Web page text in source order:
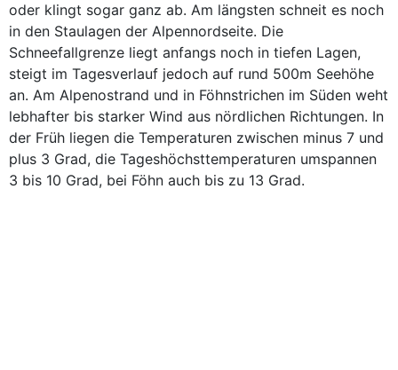
oder klingt sogar ganz ab. Am längsten schneit es noch
in den Staulagen der Alpennordseite. Die
Schneefallgrenze liegt anfangs noch in tiefen Lagen,
steigt im Tagesverlauf jedoch auf rund 500m Seehöhe
an. Am Alpenostrand und in Föhnstrichen im Süden weht
lebhafter bis starker Wind aus nördlichen Richtungen. In
der Früh liegen die Temperaturen zwischen minus 7 und
plus 3 Grad, die Tageshöchsttemperaturen umspannen
3 bis 10 Grad, bei Föhn auch bis zu 13 Grad.